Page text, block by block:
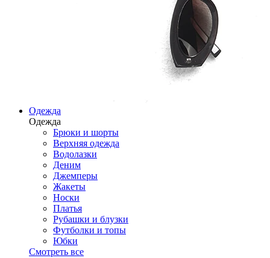
Одежда
Одежда
Брюки и шорты
Верхняя одежда
Водолазки
Деним
Джемперы
Жакеты
Носки
Платья
Рубашки и блузки
Футболки и топы
Юбки
Смотреть все